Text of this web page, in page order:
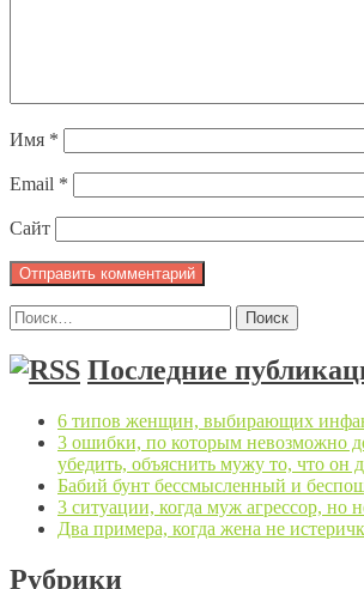
Имя *
Email *
Сайт
Найти:
Последние
6 типов женщин, выбирающих
3 ошибки, по которым невозможно
убедить, объяснить мужу то, что он
Бабий бунт бессмысленный и
3 ситуации, когда муж агрессор, но
Два примера, когда жена не
Рубрики